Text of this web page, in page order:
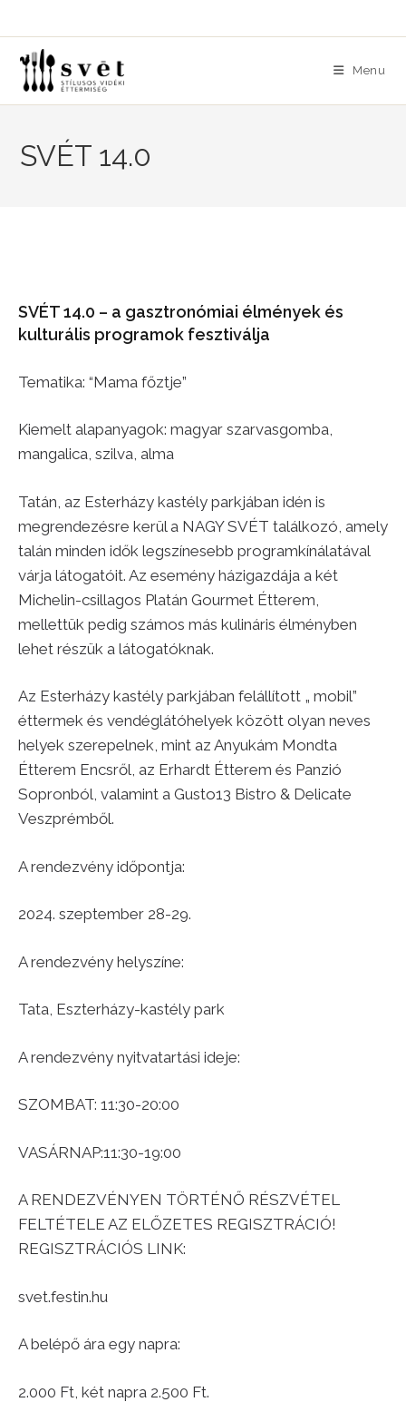
content
Menu
SVÉT 14.0
SVÉT 14.0 – a gasztronómiai élmények és
kulturális programok fesztiválja
Tematika: “Mama főztje”
Kiemelt alapanyagok: magyar szarvasgomba,
mangalica, szilva, alma
Tatán, az Esterházy kastély parkjában idén is
megrendezésre kerül a NAGY SVÉT találkozó, amely
talán minden idők legszínesebb programkínálatával
várja látogatóit. Az esemény házigazdája a két
Michelin-csillagos Platán Gourmet Étterem,
mellettük pedig számos más kulináris élményben
lehet részük a látogatóknak.
Az Esterházy kastély parkjában felállított „ mobil”
éttermek és vendéglátóhelyek között olyan neves
helyek szerepelnek, mint az Anyukám Mondta
Étterem Encsről, az Erhardt Étterem és Panzió
Sopronból, valamint a Gusto13 Bistro & Delicate
Veszprémből.
A rendezvény időpontja:
2024. szeptember 28-29.
A rendezvény helyszíne:
Tata, Eszterházy-kastély park
A rendezvény nyitvatartási ideje:
SZOMBAT: 11:30-20:00
VASÁRNAP:11:30-19:00
A RENDEZVÉNYEN TÖRTÉNŐ RÉSZVÉTEL
FELTÉTELE AZ ELŐZETES REGISZTRÁCIÓ!
REGISZTRÁCIÓS LINK:
svet.festin.hu
A belépő ára egy napra:
2.000 Ft, két napra 2.500 Ft.